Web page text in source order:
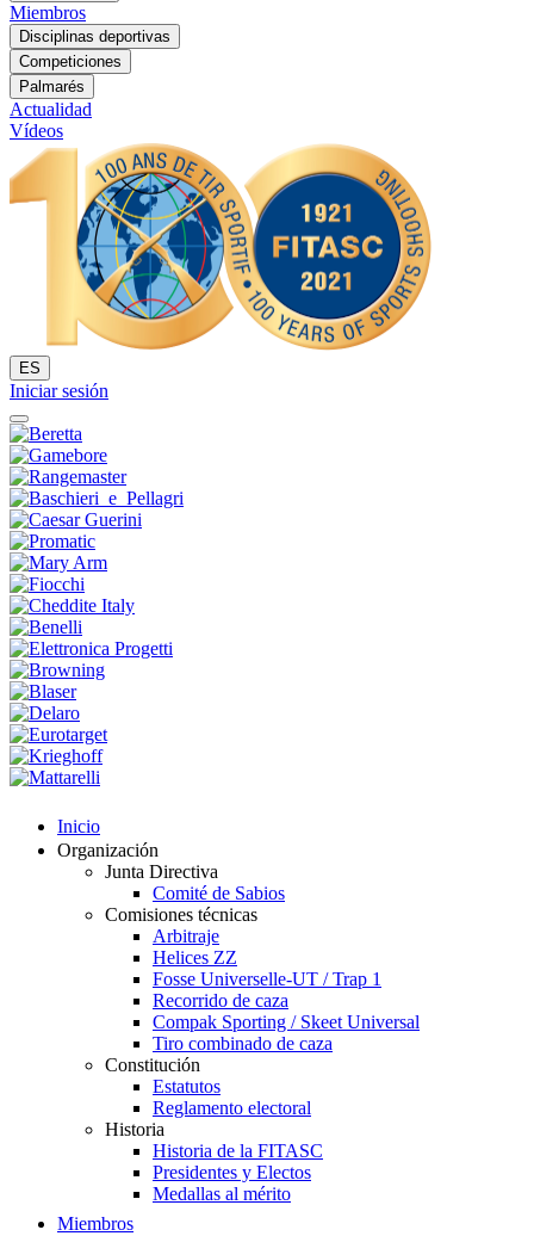
Miembros
Disciplinas deportivas
Competiciones
Palmarés
Actualidad
Vídeos
ES
Iniciar sesión
Inicio
Organización
Junta Directiva
Comité de Sabios
Comisiones técnicas
Arbitraje
Helices ZZ
Fosse Universelle-UT / Trap 1
Recorrido de caza
Compak Sporting / Skeet Universal
Tiro combinado de caza
Constitución
Estatutos
Reglamento electoral
Historia
Historia de la FITASC
Presidentes y Electos
Medallas al mérito
Miembros